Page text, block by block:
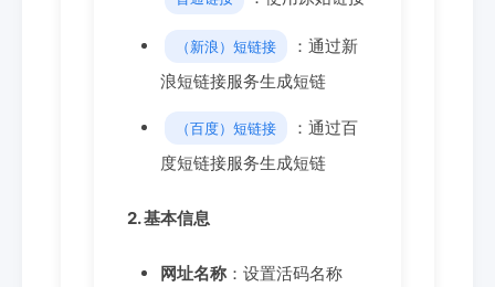
（新浪）短链接
：通过新
浪短链接服务生成短链
（百度）短链接
：通过百
度短链接服务生成短链
2. 基本信息
网址名称 ：设置活码名称